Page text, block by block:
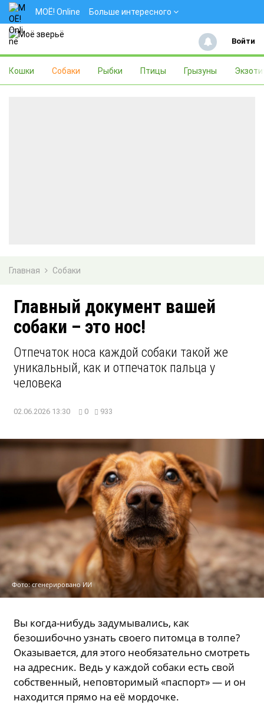
МОЁ! Online Больше интересного
Войти
Кошки Собаки Рыбки Птицы Грызуны
Главная Собаки
Главный документ вашей
собаки – это нос!
Отпечаток носа каждой собаки такой же
уникальный, как и отпечаток пальца у
человека
02.06.2026 13:30 0 933
Фото: сгенерировано ИИ
Вы когда-нибудь задумывались, как
безошибочно узнать своего питомца в толпе?
Оказывается, для этого необязательно смотреть
на адресник. Ведь у каждой собаки есть свой
собственный, неповторимый «паспорт» — и он
находится прямо на её мордочке.